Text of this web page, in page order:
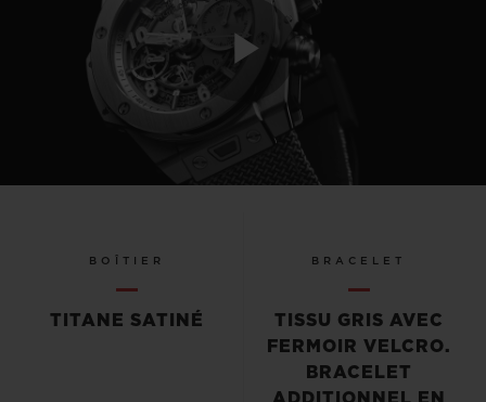
Play
BOÎTIER
TITANE SATINÉ
BRACELET
TISSU GRIS AVEC
FERMOIR VELCRO.
BRACELET
ADDITIONNEL EN